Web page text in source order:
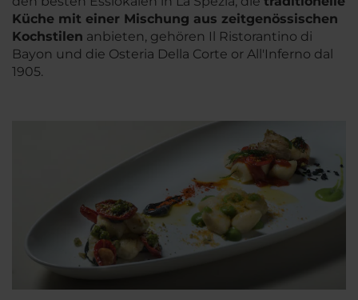
Küche mit einer Mischung aus zeitgenössischen
Kochstilen anbieten, gehören Il Ristorantino di
Bayon und die Osteria Della Corte or All'Inferno dal
1905.